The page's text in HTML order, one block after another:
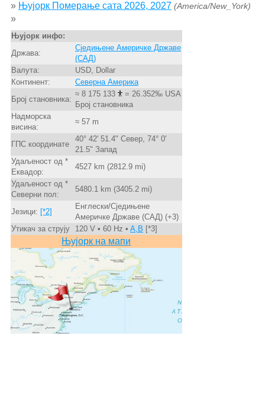
» Њујорк Померање сата 2026, 2027 (America/New_York)
»
Њујорк инфо:
Држава:
Сједињене Америчке Државе
(САД)
Валута:
USD, Dollar
Континент:
Северна Америка
Број становника:
≈ 8 175 133
= 26.352‰ USA
Број становника
Надморска
висина:
≈ 57 m
ГПС координате
40° 42' 51.4" Север, 74° 0'
21.5" Запад
Удаљеност од *
Еквадор:
4527 km (2812.9 mi)
Удаљеност од *
Северни пол:
5480.1 km (3405.2 mi)
Језици: [*2]
Енглески/Сједињене
Америчке Државе (САД) (+3)
Утикач за струју
120 V • 60 Hz • A,B [*3]
Њујорк на мапи